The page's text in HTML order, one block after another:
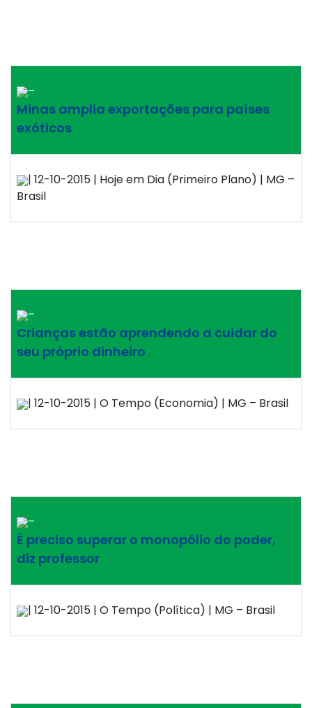
–
Minas amplia exportações para países
exóticos
| 12-10-2015 | Hoje em Dia (Primeiro Plano) | MG –
Brasil
–
Crianças estão aprendendo a cuidar do
seu próprio dinheiro
| 12-10-2015 | O Tempo (Economia) | MG – Brasil
–
É preciso superar o monopólio do poder,
diz professor
| 12-10-2015 | O Tempo (Política) | MG – Brasil